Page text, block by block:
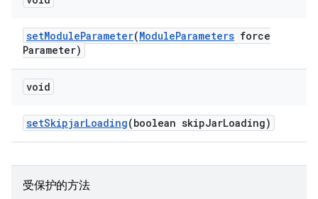
setModuleParameter(ModuleParameters force
Parameter)
void
setSkipjarLoading(boolean skipJarLoading)
受保护的方法